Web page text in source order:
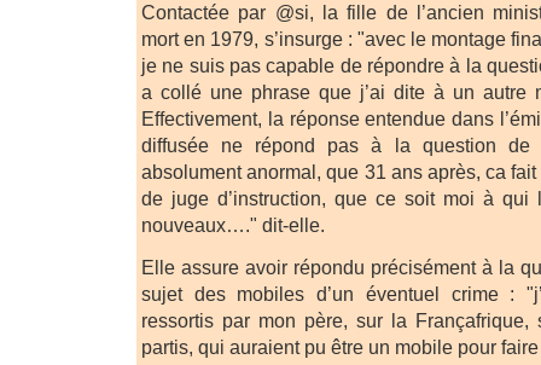
Contactée par @si, la fille de l’ancien
mort en 1979, s’insurge : "avec le montage
je ne suis pas capable de répondre à la
a collé une phrase que j’ai dite à un autre
Effectivement, la réponse entendue dans
diffusée ne répond pas à la question de
absolument anormal, que 31 ans après, ca fait
de juge d’instruction, que ce soit moi à qui
nouveaux…." dit-elle.
Elle assure avoir répondu précisément à la
sujet des mobiles d’un éventuel crime :
ressortis par mon père, sur la Françafrique,
partis, qui auraient pu être un mobile pour